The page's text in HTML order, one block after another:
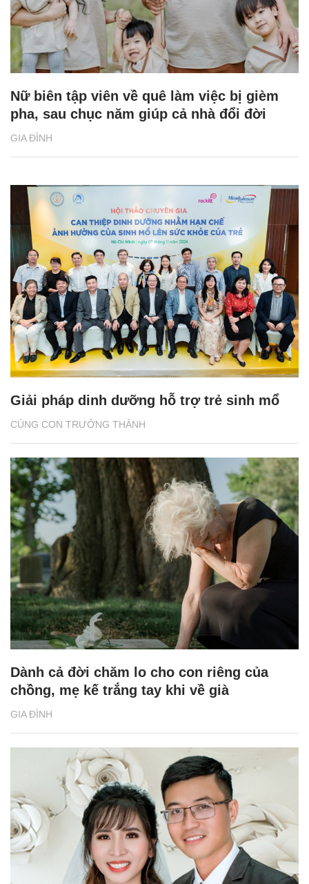
GIA ĐÌNH
Nữ biên tập viên về quê làm việc bị gièm
pha, sau chục năm giúp cả nhà đổi đời
CÙNG CON TRƯỞNG THÀNH
Giải pháp dinh dưỡng hỗ trợ trẻ sinh mổ
GIA ĐÌNH
Dành cả đời chăm lo cho con riêng của
chồng, mẹ kế trắng tay khi về già